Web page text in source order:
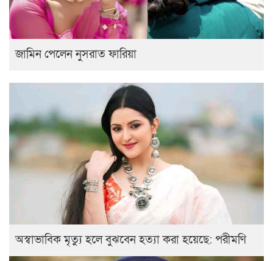
জামিন পেলেন নুসরাত ফারিয়া
অস্বাভাবিক মৃত্যু হলে বুঝবেন হত্যা করা হয়েছে: পরীমণি